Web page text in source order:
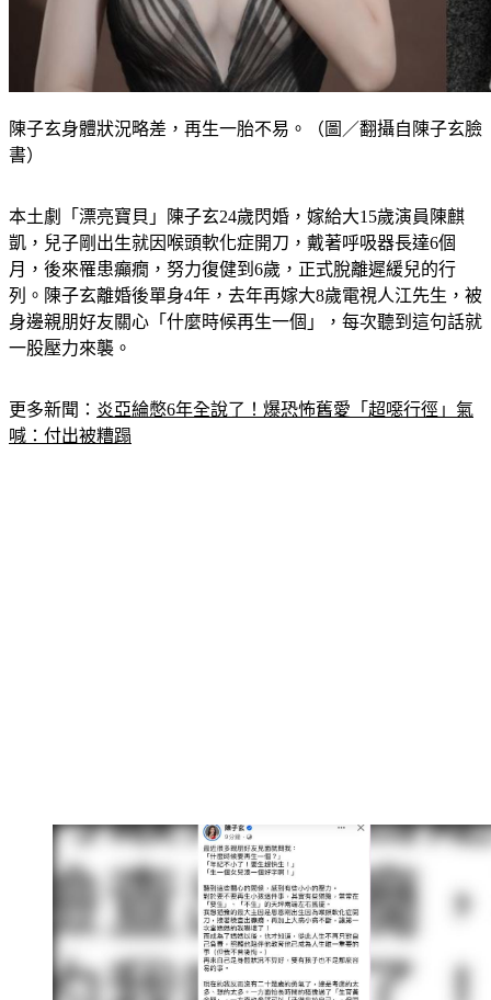
書）
凱，兒子剛出生就因喉頭軟化症開刀，戴著呼吸器長達6個
月，後來罹患癲癇，努力復健到6歲，正式脫離遲緩兒的行
列。陳子玄離婚後單身4年，去年再嫁大8歲電視人江先生，被
身邊親朋好友關心「什麼時候再生一個」，每次聽到這句話就
一股壓力來襲。
喊：付出被糟蹋